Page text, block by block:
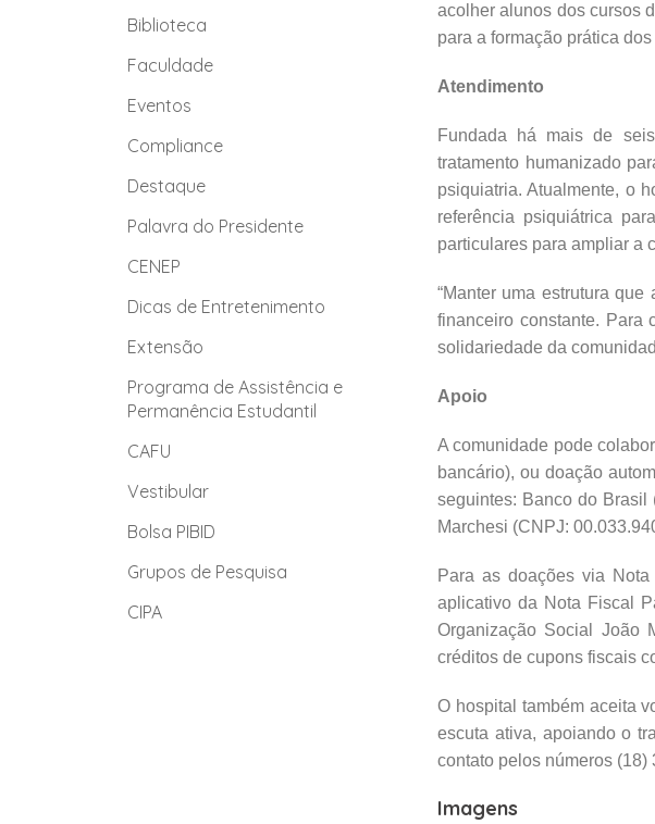
Biblioteca
Faculdade
Eventos
Compliance
Destaque
Palavra do Presidente
CENEP
Dicas de Entretenimento
Extensão
Programa de Assistência e
Permanência Estudantil
CAFU
Vestibular
Bolsa PIBID
Grupos de Pesquisa
CIPA
acolher alunos dos cursos
para a formação prática
Atendimento
Fundada há mais de
tratamento humanizado
psiquiatria. Atualmente, o
referência psiquiátrica
particulares para ampliar a
“Manter uma estrutura
financeiro constante. Para
solidariedade da
Apoio
A comunidade pode
bancário), ou doação
seguintes: Banco do Brasil
Marchesi (CNPJ:
Para as doações via
aplicativo da Nota Fiscal
Organização Social João
créditos de cupons fiscais
O hospital também aceita
escuta ativa, apoiando o
contato pelos números
Imagens